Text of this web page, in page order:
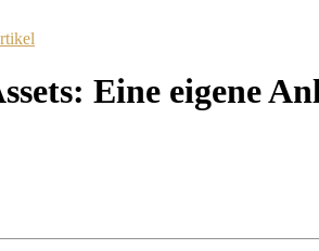
Eine eigene